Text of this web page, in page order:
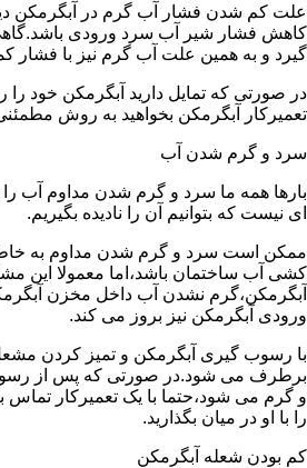
علت کم شدن فشار آب گرم در آبگرمکن
کاهش فشار شیر آب سرد ورودی
گیرد و به همین علت آب گرم نیز با فشار
در صورتی که تمایل دارید آبگرمکن خود را
تعمیرکار آبگرمکن بخواهید به روش
سرد و گرم شدن آب
بارها همه ما سرد و گرم شدن مداوم آب را
ای نیست که بتوانیم آن را نادیده بگیریم.
ممکن است سرد و گرم شدن مداوم به
کشی آب ساختمان باشد،اما معمولا این
آبگرمکن،گرم نشدن آب داخل مخزن
ورودی آبگرمکن نیز بروز می کند.
با رسوب گیری آبگرمکن و تمیز کردن
برطرف می شود.در صورتی که پس از
و گرم می شود،حتما با یک تعمیرکار تماس
را با او در میان بگذارید.
کم بودن شعله آبگرمکن